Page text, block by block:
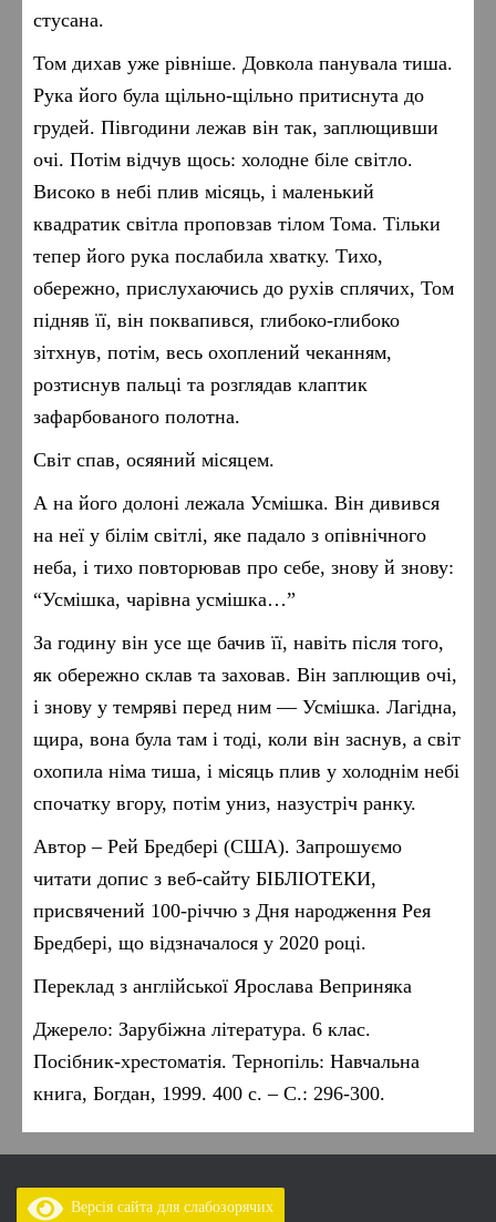
стусана.
Том дихав уже рівніше. Довкола панувала тиша.
Рука його була щільно-щільно притиснута до
грудей. Півгодини лежав він так, заплющивши
очі. Потім відчув щось: холодне біле світло.
Високо в небі плив місяць, і маленький
квадратик світла проповзав тілом Тома. Тільки
тепер його рука послабила хватку. Тихо,
обережно, прислухаючись до рухів сплячих, Том
підняв її, він поквапився, глибоко-глибоко
зітхнув, потім, весь охоплений чеканням,
розтиснув пальці та розглядав клаптик
зафарбованого полотна.
Світ спав, осяяний місяцем.
А на його долоні лежала Усмішка. Він дивився
на неї у білім світлі, яке падало з опівнічного
неба, і тихо повторював про себе, знову й знову:
“Усмішка, чарівна усмішка…”
За годину він усе ще бачив її, навіть після того,
як обережно склав та заховав. Він заплющив очі,
і знову у темряві перед ним — Усмішка. Лагідна,
щира, вона була там і тоді, коли він заснув, а світ
охопила німа тиша, і місяць плив у холоднім небі
спочатку вгору, потім униз, назустріч ранку.
Автор – Рей Бредбері (США). Запрошуємо
читати допис з веб-сайту БІБЛІОТЕКИ,
присвячений 100-річчю з Дня народження Рея
Бредбері, що відзначалося у 2020 році.
Переклад з англійської Ярослава Веприняка
Джерело: Зарубіжна література. 6 клас.
Посібник-хрестоматія. Тернопіль: Навчальна
книга, Богдан, 1999. 400 с. – С.: 296-300.
Версія сайта для слабозорячих